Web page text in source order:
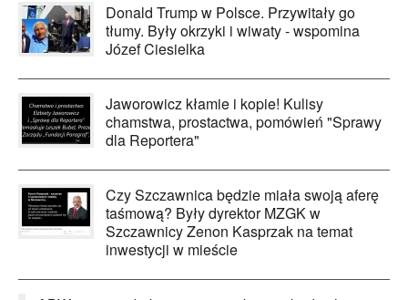
Donald Trump w Polsce. Przywitały go
tłumy. Były okrzyki i wiwaty - wspomina
Józef Ciesielka
Jaworowicz kłamie i kopie! Kulisy
chamstwa, prostactwa, pomówień "Sprawy
dla Reportera"
Czy Szczawnica będzie miała swoją aferę
taśmową? Były dyrektor MZGK w
Szczawnicy Zenon Kasprzak na temat
inwestycji w mieście